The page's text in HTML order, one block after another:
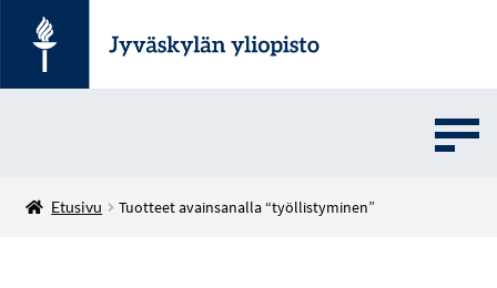
UMOVE
Etusivu Tuotteet avainsanalla “työllistyminen”